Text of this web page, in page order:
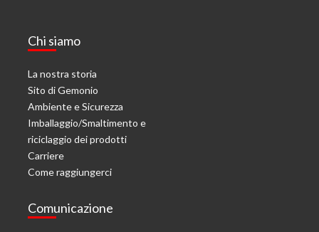
Chi siamo
La nostra storia
Sito di Gemonio
Ambiente e Sicurezza
Imballaggio/Smaltimento e
riciclaggio dei prodotti
Carriere
Come raggiungerci
Comunicazione